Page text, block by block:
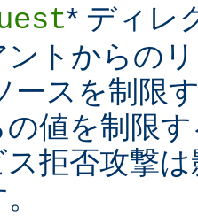
* ディレ
トからの
ースを制限
値を制限
拒否攻撃